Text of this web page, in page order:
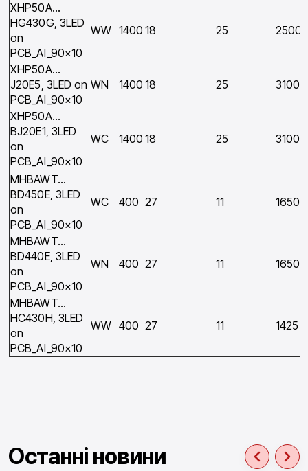
XHP50A…
HG430G, 3LED
on
PCB_Al_90×10
WW 1400 18 25 2500
XHP50A…
J20E5, 3LED on
PCB_Al_90×10
WN 1400 18 25 3100
XHP50A…
BJ20E1, 3LED
on
PCB_Al_90×10
WC 1400 18 25 3100
MHBAWT…
BD450E, 3LED
on
PCB_Al_90×10
WC 400 27 11 1650
MHBAWT…
BD440E, 3LED
on
PCB_Al_90×10
WN 400 27 11 1650
MHBAWT…
HC430H, 3LED
on
PCB_Al_90×10
WW 400 27 11 1425
Останні новини